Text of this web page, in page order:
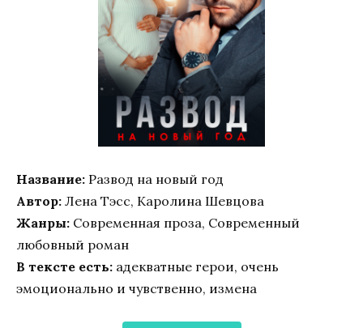
Название: Развод на новый год
Автор: Лена Тэсс, Каролина Шевцова
Жанры: Современная проза, Современный
любовный роман
В тексте есть: адекватные герои, очень
эмоционально и чувственно, измена